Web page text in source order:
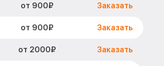
от 900₽ Заказать
от 900₽ Заказать
от 2000₽ Заказать